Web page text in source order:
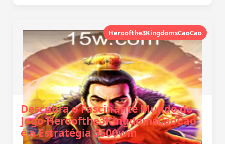
Heroofthe3KingdomsCaoCao
Descubra o Fascinante Mundo do
Jogo Heroofthe3KingdomsCaoCao
e a Estratégia 5500win